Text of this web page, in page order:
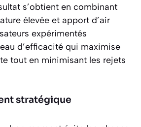
s’obtient en combinant
élevée et apport d’air
expérimentés
d’efficacité qui maximise
tout en minimisant les rejets
stratégique